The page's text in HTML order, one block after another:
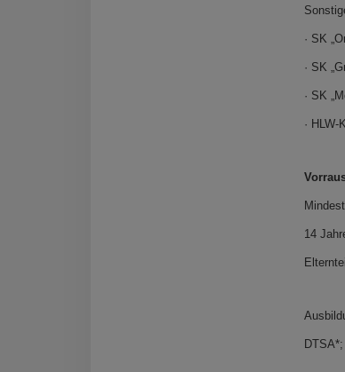
· SK
· SK
· SK
·
14